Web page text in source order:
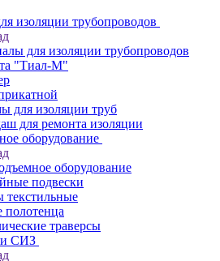
изоляции трубопроводов
для изоляции трубопроводов
"Тиал-М"
для изоляции труб
для ремонта изоляции
оборудование
оборудование
подвески
текстильные
полотенца
траверсы
и СИЗ